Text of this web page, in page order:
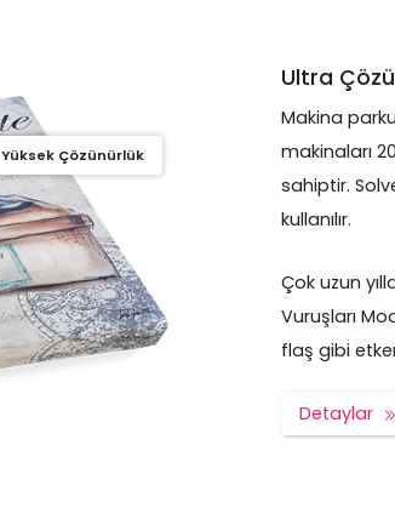
Yüksek Çözünürlük
Ultra
Makina
makinaları
sahiptir.
kullanılır.
Çok uzun
Vuruşları
flaş gibi
Detaylar